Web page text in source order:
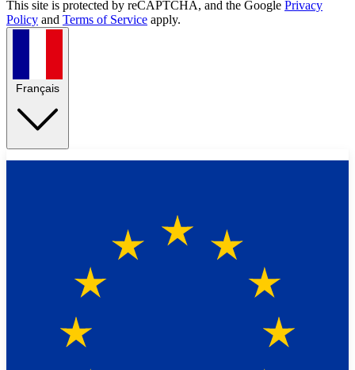
This site is protected by reCAPTCHA, and the Google Privacy
Policy and Terms of Service apply.
Français